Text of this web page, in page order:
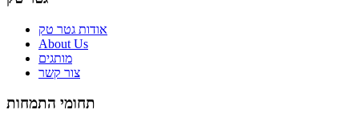
אודות גטר טק
About Us
מותגים
צור קשר
תחומי התמחות